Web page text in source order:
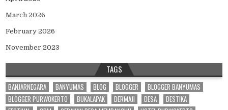
March 2026
February 2026
November 2023
TAGS
BANJARNEGARA BANYUMAS BLOG BLOGGER
BLOGGER BANYUMAS
BLOGGER PURWOKERTO
BUKALAPAK DERMAJI DESA
DESTIKA